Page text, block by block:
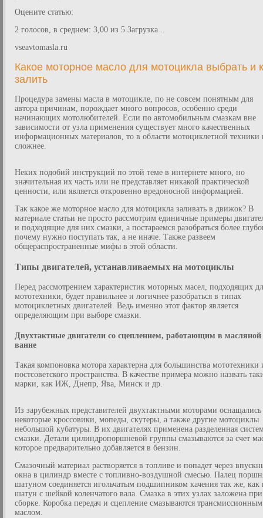
Оцените статью:
2 голосов, в среднем: 3,00 из 5 Загрузка...
vseavtomasla.ru
Какое моторное масло для мотоцикла выбрать и
залить
Процедура замены масла в мотоцикле, по не совсем понятным для
автора причинам, порождает много вопросов, особенно среди
начинающих мотолюбителей. Если по автомобильным смазкам вне
зависимости от узла применения существует много качественных
информационных материалов, то в области мотоциклетной техники
сложнее.
Неких подобий инструкций по этой теме в интернете много, но
значительная их часть или не представляет никакой практической
ценности, или является откровенно вредоносной информацией.
Так какое же моторное масло для мотоцикла заливать в движок? В
материале статьи не просто рассмотрим единичные примеры
и подходящие для них смазки, а постараемся разобраться более
почему нужно поступать так, а не иначе. Также развеем
общераспространенные мифы в этой области.
Типы двигателей, устанавливаемых на мотоциклы
Перед рассмотрением характеристик моторных масел, подходящих
мототехники, будет правильнее и логичнее разобраться в типах
мотоциклетных двигателей. Ведь именно этот фактор является
определяющим при выборе смазки.
Двухтактные двигатели со сцеплением, работающим в масляной
ванне
Такая компоновка мотора характерна для большинства мототехники
постсоветского пространства. В качестве примера можно назвать
марки, как ИЖ, Днепр, Ява, Минск и др.
Из зарубежных представителей двухтактными моторами оснащались
некоторые кроссовики, мопеды, скутеры, а также другие мотоциклы
небольшой кубатуры. В их двигателях применена разделенная
смазки. Детали цилиндропоршневой группы смазываются за счет
которое предварительно добавляется в бензин.
Смазочный материал растворяется в топливе и попадет через
окна в цилиндр вместе с топливно-воздушной смесью. Палец
шатуном соединяется игольчатым подшипником качения так же, как
шатун с шейкой коленчатого вала. Смазка в этих узлах заложена при
сборке. Коробка передач и сцепление смазываются трансмиссионным
маслом.